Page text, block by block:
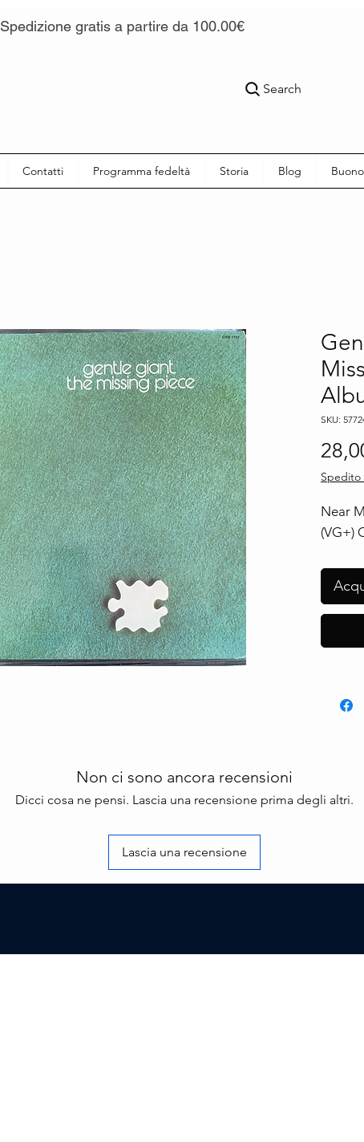
Spedizione gratis a partire da 100.00€
Search
Contatti Programma fedeltà Storia Blog
SKU:
Spedito
Near
(VG+)
Non ci sono ancora recensioni
Dicci cosa ne pensi. Lascia una recensione prima degli altri.
Lascia una recensione